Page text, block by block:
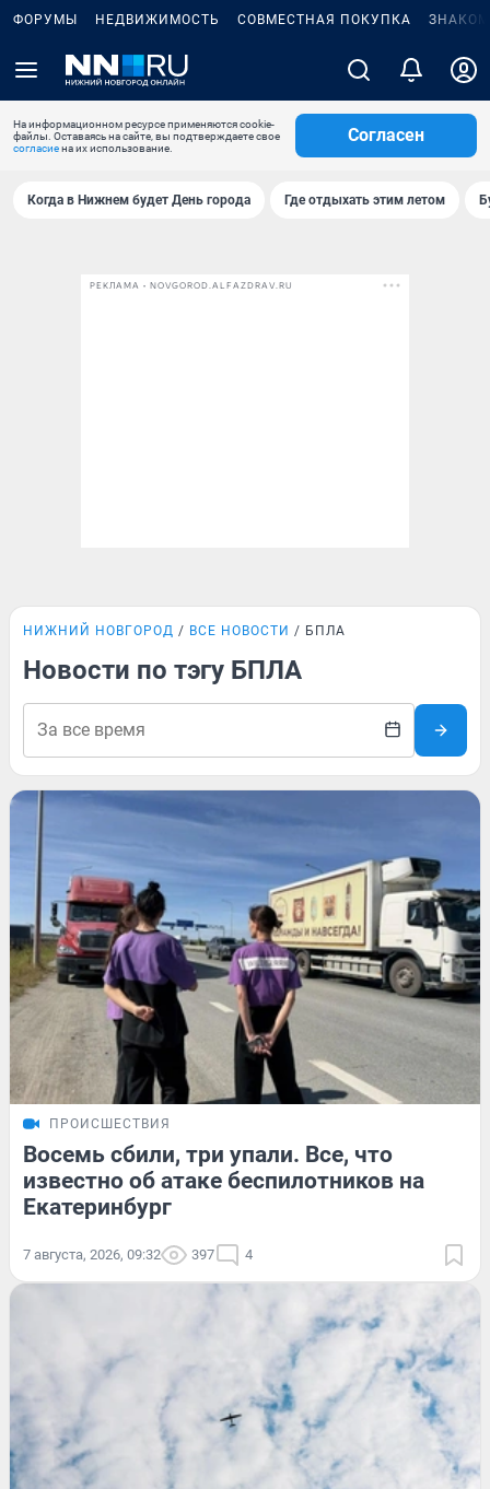
ФОРУМЫ НЕДВИЖИМОСТЬ СОВМЕСТНАЯ ПОКУПКА
На информационном ресурсе применяются cookie-
файлы. Оставаясь на сайте, вы подтверждаете свое
согласиена их использование.
Согласен
Когда в Нижнем будет День города Где отдыхать этим летом
РЕКЛАМА • NOVGOROD.ALFAZDRAV.RU
НИЖНИЙ НОВГОРОД ВСЕ НОВОСТИ БПЛА
Новости по тэгу БПЛА
ПРОИСШЕСТВИЯ
Восемь сбили, три упали. Все, что
известно об атаке беспилотников на
Екатеринбург
7 августа, 2026, 09:32 397 4